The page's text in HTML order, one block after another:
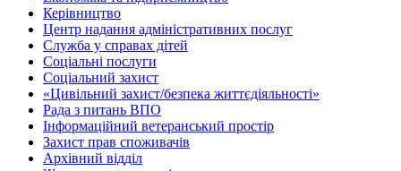
Керівництво
Центр надання адміністративних послуг
Служба у справах дітей
Соціальні послуги
Соціальний захист
«Цивільний захист/безпека життєдіяльності»
Рада з питань ВПО
Інформаційний ветеранський простір
Захист прав споживачів
Архівний відділ